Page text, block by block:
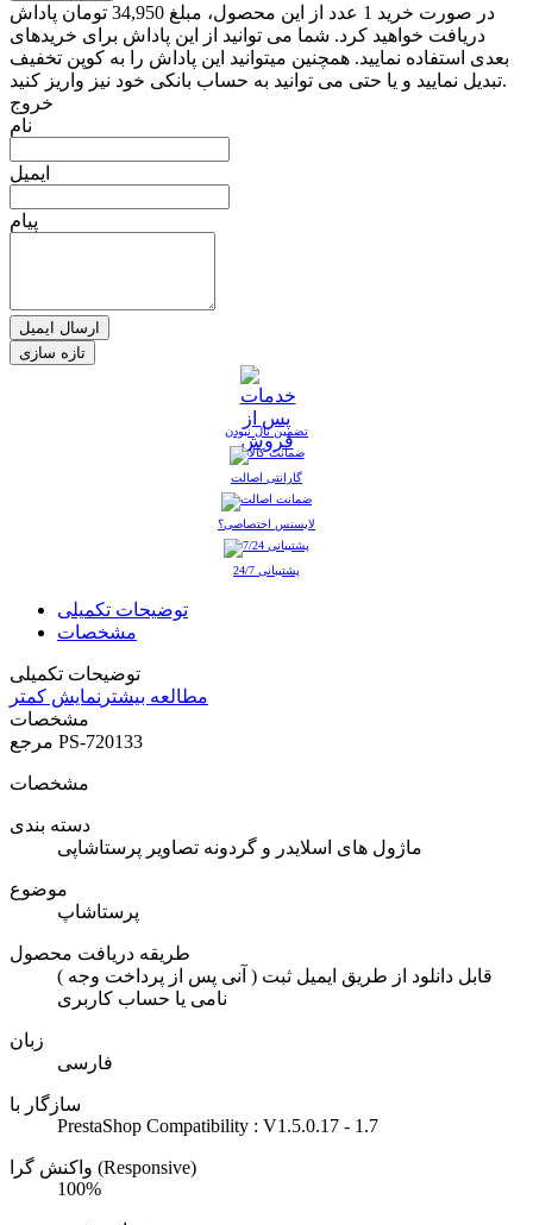
در صورت خرید 1 عدد از این محصول، مبلغ 34,950 تومان پاداش
دریافت خواهید کرد. شما می توانید از این پاداش برای خریدهای
بعدی استفاده نمایید. همچنین میتوانید این پاداش را به کوپن تخفیف
تبدیل نمایید و یا حتی می توانید به حساب بانکی خود نیز واریز کنید.
خروج
نام
ایمیل
پیام
ارسال ایمیل
تضمین نال نبودن
گارانتی اصالت
لایسنس اختصاصی؟
پشتیبانی 24/7
توضیحات تکمیلی
مشخصات
توضیحات تکمیلی
مطالعه بیشتر نمایش کمتر
مشخصات
PS-720133
مشخصات
دسته بندی
ماژول های اسلایدر و گردونه تصاویر پرستاشاپی
موضوع
پرستاشاپ
طریقه دریافت محصول
( آنی پس از پرداخت وجه ) قابل دانلود از طریق ایمیل ثبت
نامی یا حساب کاربری
زبان
فارسی
سازگار با
PrestaShop Compatibility : V1.5.0.17 - 1.7
واکنش گرا (Responsive)
100%